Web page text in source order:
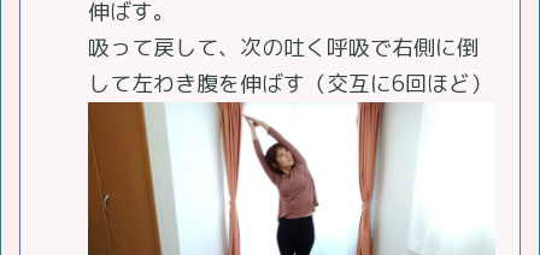
伸ばす。
吸って戻して、次の吐く呼吸で右側に倒
して左わき腹を伸ばす（交互に6回ほど）